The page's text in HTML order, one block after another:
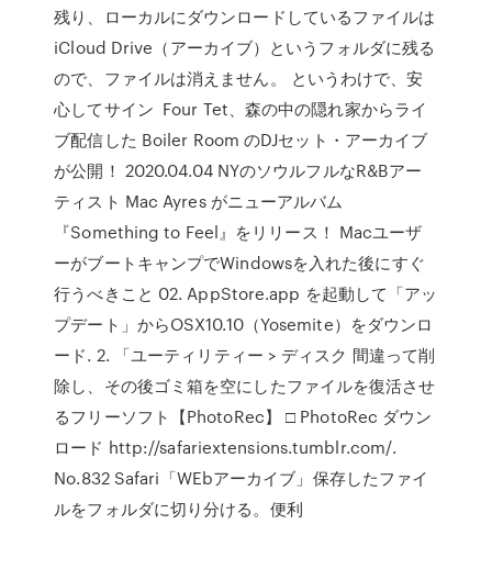
残り、ローカルにダウンロードしているファイルは
iCloud Drive（アーカイブ）というフォルダに残る
ので、ファイルは消えません。 というわけで、安
心してサイン Four Tet、森の中の隠れ家からライ
ブ配信した Boiler Room のDJセット・アーカイブ
が公開！ 2020.04.04 NYのソウルフルなR&Bアー
ティスト Mac Ayres がニューアルバム
『Something to Feel』をリリース！ Macユーザ
ーがブートキャンプでWindowsを入れた後にすぐ
行うべきこと 02. AppStore.app を起動して「アッ
プデート」からOSX10.10（Yosemite）をダウンロ
ード. 2. 「ユーティリティー > ディスク 間違って削
除し、その後ゴミ箱を空にしたファイルを復活させ
るフリーソフト【PhotoRec】 □ PhotoRec ダウン
ロード http://safariextensions.tumblr.com/.
No.832 Safari「WEbアーカイブ」保存したファイ
ルをフォルダに切り分ける。便利